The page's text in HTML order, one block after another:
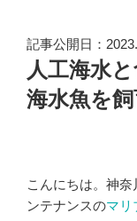
記事公開日：
人工海水
海水魚を
こんにちは。神
ンテナンスのマリ